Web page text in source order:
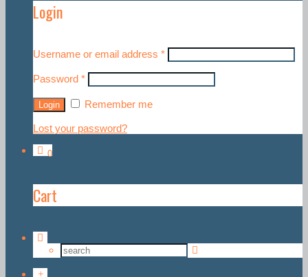
Login
Username or email address *
Password *
Remember me
Lost your password?
0
Cart